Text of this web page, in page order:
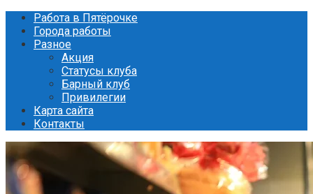
Перейти
контенту
Работа в Пятёрочке
Города работы
Разное
Акция
Статусы клуба
Барный клуб
Привилегии
Карта сайта
Контакты